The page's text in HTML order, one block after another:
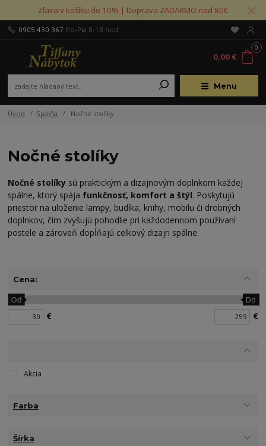
Zľava v košíku do 10% | Doprava ZADARMO nad 80€
Menu
0905 430 367 Po-Pia 8-18 hod.
0
0,00 €
Úvod Spálňa Nočné stolíky
Nočné stolíky
Nočné stolíky sú praktickým a dizajnovým doplnkom každej
spálne, ktorý spája funkčnosť, komfort a štýl. Poskytujú
priestor na uloženie lampy, budíka, knihy, mobilu či drobných
doplnkov, čím zvyšujú pohodlie pri každodennom používaní
postele a zároveň dopĺňajú celkový dizajn spálne.
Cena:
€
Od Do
€
Akcia
Farba
Šírka